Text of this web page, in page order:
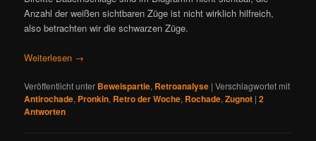
Anzahl der weißen sichtbaren Züge ist nicht wirklich hilfreich,
also betrachten wir die schwarzen Züge.
Weiterlesen →
Veröffentlicht unter Beweispartie, Retroanalyse |Verschlagwortet mit
Antirochade, Pronkin, Retro der Woche, Rochade,Zugnot |2
Antworten